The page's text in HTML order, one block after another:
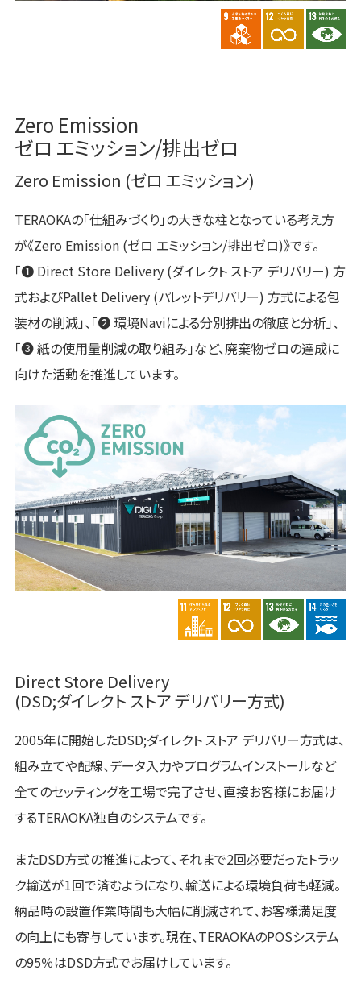
Zero Emission
ゼロ エミッション/排出ゼロ
Zero Emission (ゼロ エミッション)
TERAOKAの「仕組みづくり」の大きな柱となっている考え方
が《Zero Emission (ゼロ エミッション/排出ゼロ)》です。
「❶ Direct Store Delivery (ダイレクト ストア デリバリー) 方
式およびPallet Delivery (パレットデリバリー) 方式による包
装材の削減」、「❷ 環境Naviによる分別排出の徹底と分析」、
「❸ 紙の使用量削減の取り組み」など、廃棄物ゼロの達成に
向けた活動を推進しています。
Direct Store Delivery
(DSD;ダイレクト ストア デリバリー方式)
2005年に開始したDSD;ダイレクト ストア デリバリー方式は、
組み立てや配線、データ入力やプログラムインストールなど
全てのセッティングを工場で完了させ、直接お客様にお届け
するTERAOKA独自のシステムです。
またDSD方式の推進によって、それまで2回必要だったトラッ
ク輸送が1回で済むようになり、輸送による環境負荷も軽減。
納品時の設置作業時間も大幅に削減されて、お客様満足度
の向上にも寄与しています。現在、TERAOKAのPOSシステム
の95％はDSD方式でお届けしています。